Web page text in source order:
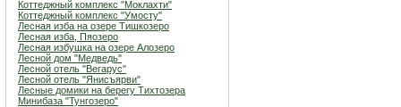
Коттеджный комплекс "Мoклахти"
Коттеджный комплекс "Умосту"
Лесная изба на озере Тишкозеро
Лесная изба, Пяозеро
Лесная избушка на озере Алозеро
Лесной дом "Медведь"
Лесной отель "Вегарус"
Лесной отель "Янисъярви"
Лесные домики на берегу Тихтозера
Минибаза "Тунгозеро"